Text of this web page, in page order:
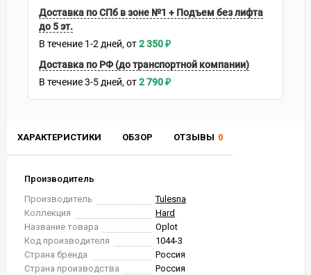
ХАРАКТЕРИСТИКИ ОБЗОР ОТЗЫВЫ 0
Производитель
Производитель
Tulesna
Коллекция
Hard
Название товара
Oplot
Код производителя
1044-3
Страна бренда
Россия
Страна производства
Россия
Доставка по СПб в зоне №1 + Подъем без лифта
до 5 эт.
В течение 1-2 дней 2 350₽
Доставка по РФ (до транспортной компании)
В течение3-5 дней 2 790₽